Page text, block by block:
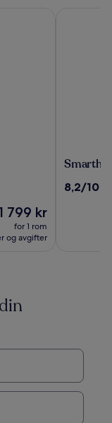
799 kr
799 kr
for 1 rom
og avgifter
8.2
8,2/10